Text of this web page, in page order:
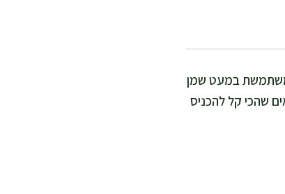
משתמשת במעט שמן
שהכי קל להכניס